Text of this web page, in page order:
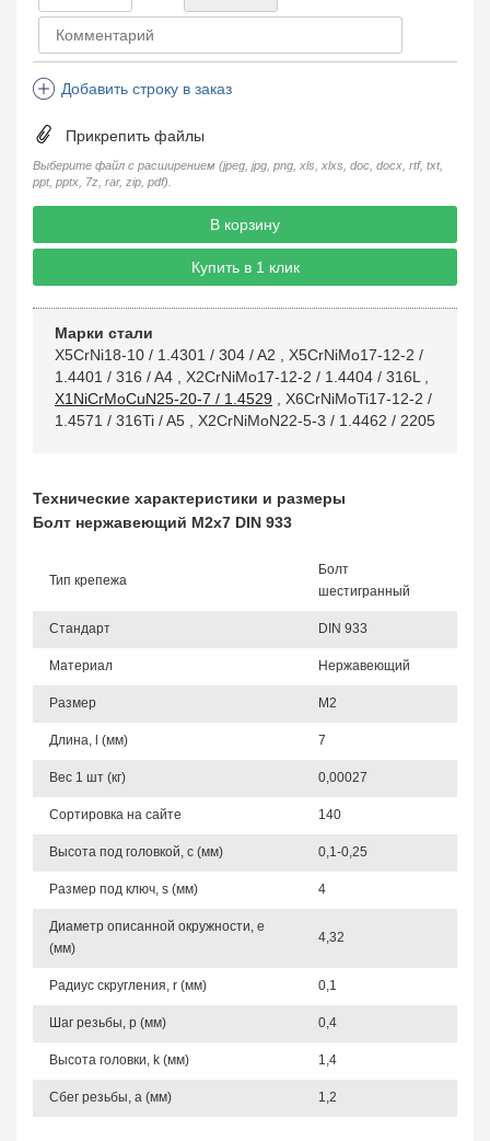
Добавить строку в заказ
Прикрепить файлы
Выберите файл с расширением (jpeg, jpg, png, xls, xlxs, doc, docx, rtf, txt,
ppt, pptx, 7z, rar, zip, pdf).
В корзину
Купить в 1 клик
Марки стали
X5CrNi18-10 / 1.4301 / 304 / A2
X5CrNiMo17-12-2 /
1.4401 / 316 / A4
X2CrNiMo17-12-2 / 1.4404 / 316L
X1NiCrMoCuN25-20-7 / 1.4529
X6CrNiMoTi17-12-2 /
1.4571 / 316Ti / A5
X2CrNiMoN22-5-3 / 1.4462 / 2205
Технические характеристики и размеры
Болт нержавеющий М2х7 DIN 933
Тип крепежа
Болт
шестигранный
Стандарт DIN 933
Материал Нержавеющий
Размер М2
Длина, l (мм) 7
Вес 1 шт (кг) 0,00027
Сортировка на сайте 140
Высота под головкой, c (мм) 0,1-0,25
Размер под ключ, s (мм) 4
Диаметр описанной окружности, e
(мм)
4,32
Радиус скругления, r (мм) 0,1
Шаг резьбы, p (мм) 0,4
Высота головки, k (мм) 1,4
Сбег резьбы, a (мм) 1,2